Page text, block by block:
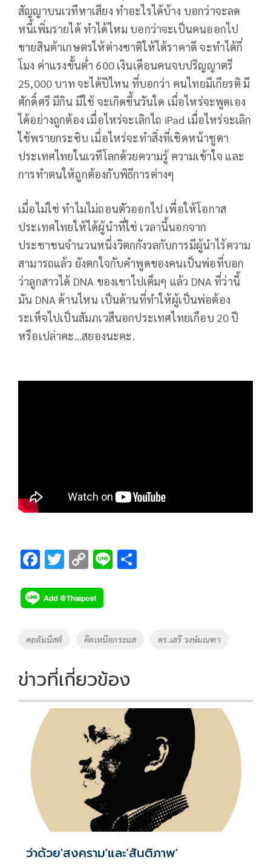
สัญญาบนเวทีหาเสียง ทำอะไรได้บ้าง บอกว่าจะลด
หนี้เพิ่มรายได้ ทำได้ไหม บอกว่าจะเป็นคนออกไป
ขายสินค้าเกษตรให้ต่างชาติให้ได้ราคาดี จะทำได้กี่
โมง ค่าแรงขั้นต่ำ 600 เงินเดือนคนจบปริญญาตรี
25,000 บาท จะได้ปีไหน ที่บอกว่า คนไทยมีเกียรติ มี
ศักดิ์ศรี มีกิน มีใช้ จะเกิดขึ้นวันใด เมื่อไหร่จะพูดเอง
ได้อย่างถูกต้อง เมื่อไหร่จะเลิกไถ iPad เมื่อไหร่จะเลิก
ใช้พรายกระซิบ เมื่อไหร่จะทำสิ่งที่เชิดหน้าชูตา
ประเทศไทยในเวทีโลกด้วยความรู้ ความเข้าใจ และ
การทำตนให้ถูกต้องกับพิธีการต่างๆ
เมื่อไม่ใช่ ทำไมไม่ถอนตัวออกไป เพื่อให้โอกาส
ประเทศไทยให้ได้ผู้นำที่ใช่ เวลานี้นอกจาก
ประชาชนจำนวนหนึ่งวิตกกังวลกับการมีผู้นำไร้ความ
สามารถแล้ว ยังตกใจกับคำพูดของคนเป็นพ่อที่บอก
ว่าลูกสาวได้ DNA ของเขาไปเต็มๆ แล้ว DNA ที่ว่านี้
มัน DNA ด้านไหน เป็นด้านที่ทำให้ผู้เป็นพ่อต้อง
ระเห็จไปเป็นสัมภเวสีนอกประเทศไทยเกือบ 20 ปี
หรือเปล่าคะ...สยองนะคะ.
F
e
b
o
k
T
tt
er
C
p
y
Li
k
Li
Tags
คอลัมนิสต์ คิดเหนือกระแส ดร.เสรี วงษ์มณฑา
ข่าวที่เกี่ยวข้อง
ว่าด้วย'สงคราม'และ'สันติภาพ'